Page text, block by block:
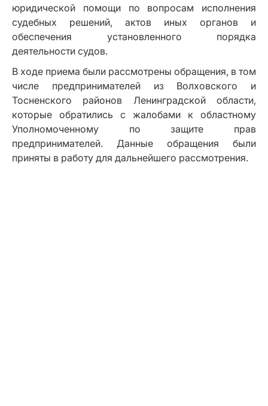
юридической помощи по вопросам исполнения
судебных решений, актов иных органов и
обеспечения установленного порядка
деятельности судов.
В ходе приема были рассмотрены обращения, в том
числе предпринимателей из Волховского и
Тосненского районов Ленинградской области,
которые обратились с жалобами к областному
Уполномоченному по защите прав
предпринимателей. Данные обращения были
приняты в работу для дальнейшего рассмотрения.